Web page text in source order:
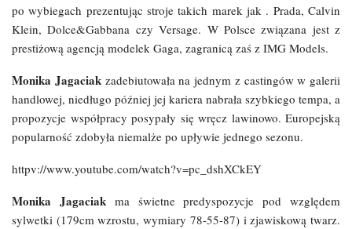
po wybiegach prezentując stroje takich marek jak . Prada, Calvin
Klein, Dolce&Gabbana czy Versage. W Polsce związana jest z
prestiżową agencją modelek Gaga, zagranicą zaś z IMG Models.
Monika Jagaciakzadebiutowała na jednym z castingów w galerii
handlowej, niedługo później jej kariera nabrała szybkiego tempa, a
propozycje współpracy posypały się wręcz lawinowo. Europejską
popularność zdobyła niemalże po upływie jednego sezonu.
httpv://www.youtube.com/watch?v=pc_dshXCkEY
Monika Jagaciakma świetne predyspozycje pod względem
sylwetki (179cm wzrostu, wymiary 78-55-87) i zjawiskową twarz.